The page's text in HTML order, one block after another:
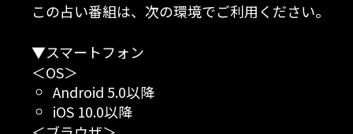
この占い番組は、次の環境でご利用ください。
▼スマートフォン
＜OS＞
Android 5.0以降
iOS 10.0以降